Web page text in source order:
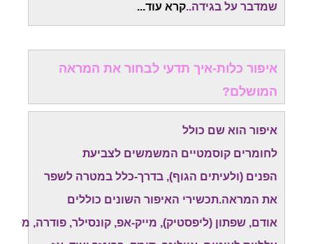
שמדבר על בגידה.
.קרא עוד...
איפור כלות-איך תדעי לבחור את המראה
המושלם?
איפור הוא שם כולל
לחומרים קוסמטיים המשמשים לצביעת
הפנים (ולעיתים הגוף), בדרך-כלל במטרה לשפר
את המראה.תכשירי האיפור השונים כוללים
אודם, שפתון (ליפסטיק), מייק-אפ, קונסילר, פודרה,